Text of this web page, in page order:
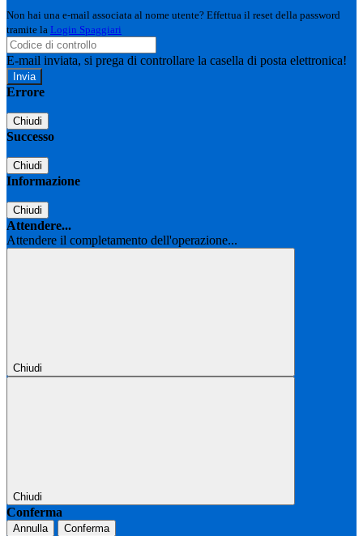
Non hai una e-mail associata al nome utente? Effettua il reset della password
tramite la Login Spaggiari
E-mail inviata, si prega di controllare la casella di posta elettronica!
Errore
Chiudi
Successo
Chiudi
Informazione
Chiudi
Attendere...
Attendere il completamento dell'operazione...
Chiudi
Chiudi
Conferma
Annulla Conferma